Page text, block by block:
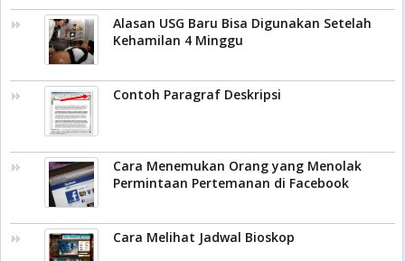
Alasan USG Baru Bisa Digunakan Setelah
Kehamilan 4 Minggu
Contoh Paragraf Deskripsi
Cara Menemukan Orang yang Menolak
Permintaan Pertemanan di Facebook
Cara Melihat Jadwal Bioskop